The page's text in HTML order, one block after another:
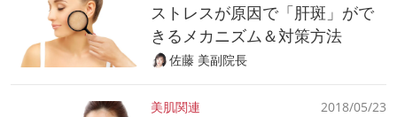
ストレスが原因で「肝斑」がで
きるメカニズム＆対策方法
佐藤 美副院長
美肌関連 2018/05/23